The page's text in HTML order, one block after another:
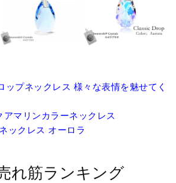
ップネックレス 様々な表情を魅せてく
アマリンカラーネックレス
ックレス オーロラ
れ筋ランキング